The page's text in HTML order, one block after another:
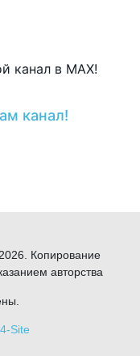
канал в MAX!
канал!
Копирование
авторства
Site